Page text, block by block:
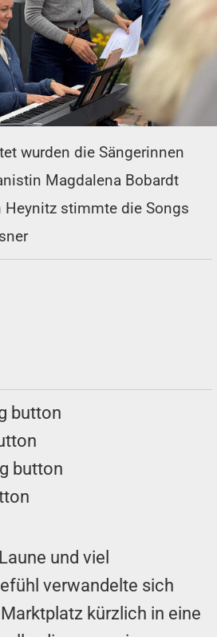
wurden die Sängerinnen
Magdalena Bobardt
Heynitz stimmte die Songs
und viel
verwandelte sich
kürzlich in eine